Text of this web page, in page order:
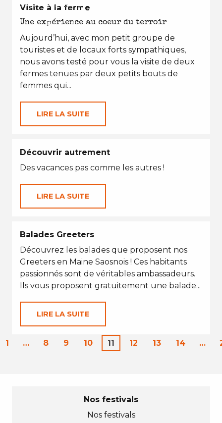
EN TOUTES SAISONS
Visite à la ferme
Une expérience au coeur du terroir
Aujourd’hui, avec mon petit groupe de
touristes et de locaux forts sympathiques,
nous avons testé pour vous la visite de deux
fermes tenues par deux petits bouts de
femmes qui...
LIRE LA SUITE
Découvrir autrement
Des vacances pas comme les autres !
LIRE LA SUITE
Balades Greeters
Découvrez les balades que proposent nos
Greeters en Maine Saosnois ! Ces habitants
passionnés sont de véritables ambassadeurs.
Ils vous proposent gratuitement une balade...
LIRE LA SUITE
1 … 8 9 10 11 12 13 14 …
Nos festivals
Nos festivals